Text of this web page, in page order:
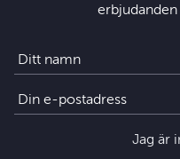
Jag är